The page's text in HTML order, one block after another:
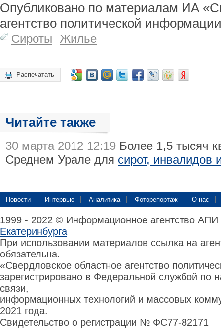
Опубликовано по материалам ИА
агентство политической
Сироты Жилье
Распечатать
Читайте также
30 марта 2012 12:19 Более 1,5 тысяч
Среднем Урале для сирот, инвалидов
Новости Интервью Аналитика Фоторепортаж О нас
1999 - 2022 © Информационное агентство
Екатеринбурга
При использовании материалов ссылка на
обязательна.
«Свердловское областное агентство
зарегистрировано в Федеральной службой по
связи,
информационных технологий и массовых
2021 года.
Свидетельство о регистрации № ФС77-82171